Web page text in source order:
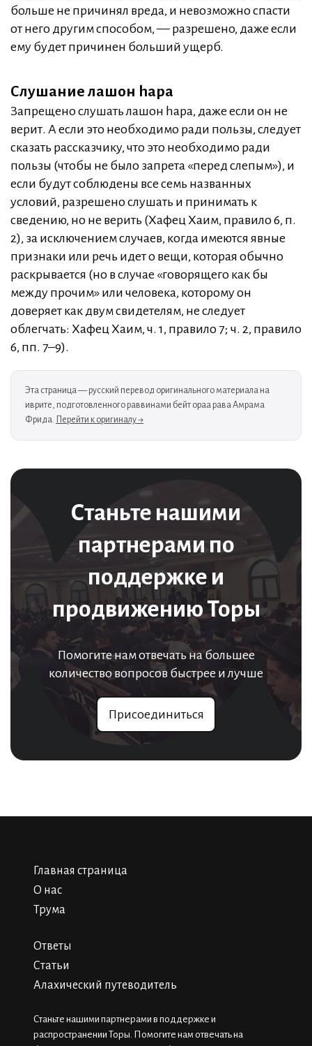
больше не причинял вреда, и невозможно спасти
от него другим способом, — разрешено, даже если
ему будет причинен больший ущерб.
Слушание лашон hара
Запрещено слушать лашон hара, даже если он не
верит. А если это необходимо ради пользы, следует
сказать рассказчику, что это необходимо ради
пользы (чтобы не было запрета «перед слепым»), и
если будут соблюдены все семь названных
условий, разрешено слушать и принимать к
сведению, но не верить (Хафец Хаим, правило 6, п.
2), за исключением случаев, когда имеются явные
признаки или речь идет о вещи, которая обычно
раскрывается (но в случае «говорящего как бы
между прочим» или человека, которому он
доверяет как двум свидетелям, не следует
облегчать: Хафец Хаим, ч. 1, правило 7; ч. 2, правило
6, пп. 7–9).
Эта страница — русский перевод оригинального материала на
иврите, подготовленного раввинами бейт ораа рава Амрама
Фрида.
Перейти к оригиналу →
Станьте нашими
партнерами по
поддержке и
продвижению Торы
Помогите нам отвечать на большее
количество вопросов быстрее и лучше
Присоединиться
Главная страница
О нас
Трума
Ответы
Статьи
Алахический путеводитель
Станьте нашими партнерами в поддержке и
распространении Торы. Помогите нам отвечать на